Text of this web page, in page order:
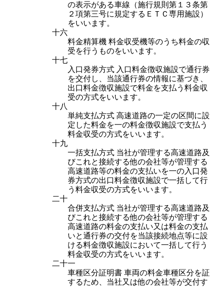
の表示がある車線（施行規則第１３条第
２項第三号に規定するＥＴＣ専用施設）
をいいます。
十六
料金精算機 料金収受機等のうち料金の収
受を行うものをいいます。
十七
入口発券方式 入口料金徴収施設で通行券
を交付し、当該通行券の情報に基づき、
出口料金徴収施設で料金を支払う料金収
受の方式をいいます。
十八
単純支払方式 高速道路の一定の区間に設
定した料金を一の料金徴収施設で支払う
料金収受の方式をいいます。
十九
一括支払方式 当社が管理する高速道路及
びこれと接続する他の会社等が管理する
高速道路等の料金の支払いを一の入口発
券方式の出口料金徴収施設で一括して行
う料金収受の方式をいいます。
二十
合併支払方式 当社が管理する高速道路及
びこれと接続する他の会社等が管理する
高速道路の料金の支払い又は料金の支払
いと通行券の交付を当該接続地点等に設
ける料金徴収施設において一括して行う
料金収受の方式をいいます。
二十一
車種区分証明書 車両の料金車種区分を証
するため、当社又は他の会社等が交付す